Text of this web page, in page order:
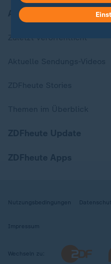
Aktuell bei ZDFheute
Zuletzt veröffentlicht
Nutzungsbedingungen
Impressum
Wechseln zu: